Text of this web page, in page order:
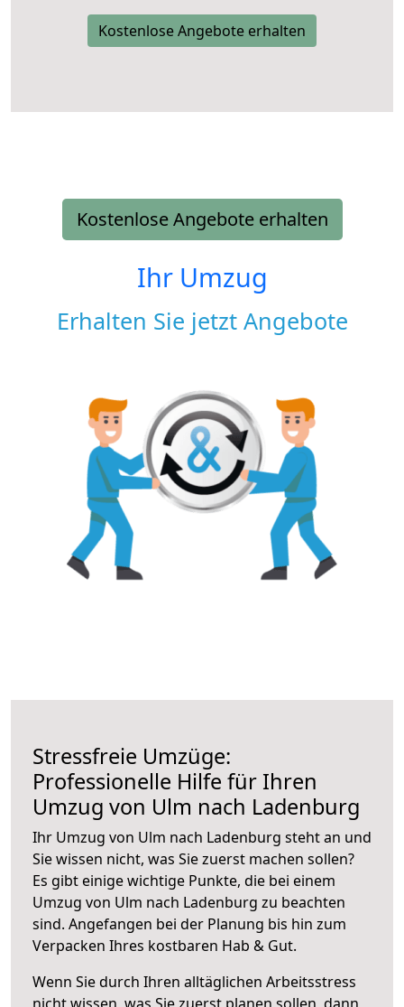
Kostenlose Angebote erhalten
Kostenlose Angebote erhalten
Ihr Umzug
Erhalten Sie jetzt Angebote
Stressfreie Umzüge:
Professionelle Hilfe für Ihren
Umzug von Ulm nach Ladenburg
Ihr Umzug von Ulm nach Ladenburg steht an und
Sie wissen nicht, was Sie zuerst machen sollen?
Es gibt einige wichtige Punkte, die bei einem
Umzug von Ulm nach Ladenburg zu beachten
sind. Angefangen bei der Planung bis hin zum
Verpacken Ihres kostbaren Hab & Gut.
Wenn Sie durch Ihren alltäglichen Arbeitsstress